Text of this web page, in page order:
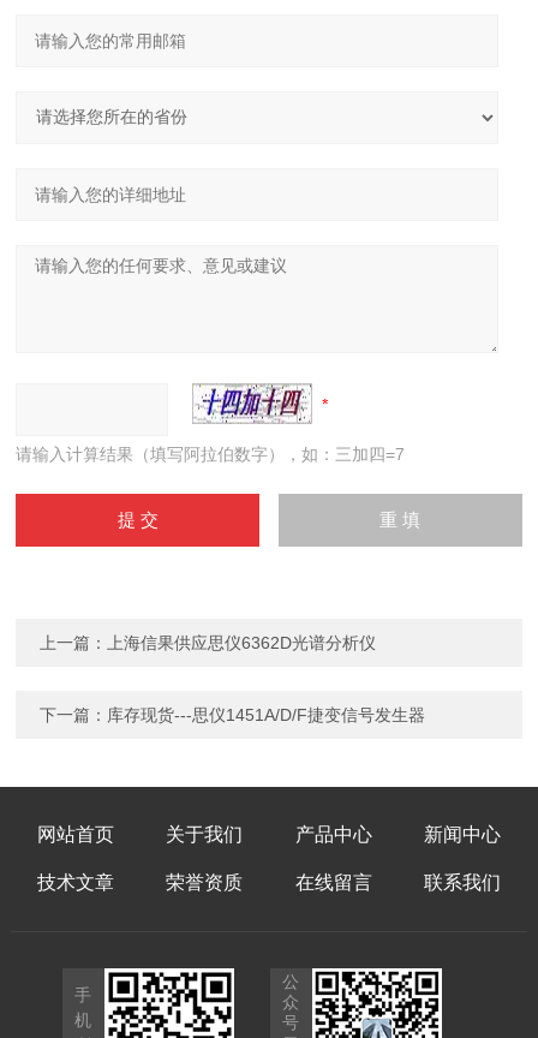
请输入计算结果（填写阿拉伯数字），如：三加四=7
上一篇： 上海信果供应思仪6362D光谱分析仪
下一篇： 库存现货---思仪1451A/D/F捷变信号发生器
网站首页 关于我们 产品中心 新闻中心
技术文章 荣誉资质 在线留言 联系我们
手
机
公
众
号